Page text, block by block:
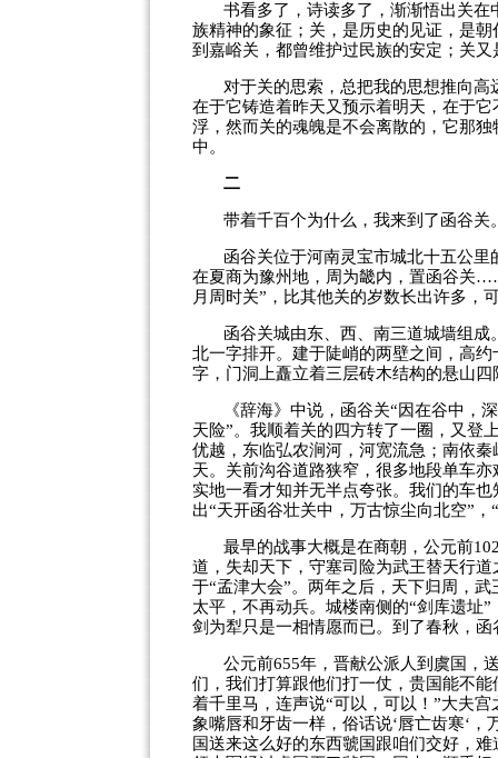
书看多了，诗读多了，渐渐悟出关
族精神的象征；关，是历史的见证，是
到嘉峪关，都曾维护过民族的安定；关
对于关的思索，总把我的思想推向
在于它铸造着昨天又预示着明天，在于
浮，然而关的魂魄是不会离散的，它那
中。
二
带着千百个为什么，我来到了函谷关
函谷关位于河南灵宝市城北十五公里
在夏商为豫州地，周为畿内，置函谷关
月周时关”，比其他关的岁数长出许多，
函谷关城由东、西、南三道城墙组
北一字排开。建于陡峭的两壁之间，高
字，门洞上矗立着三层砖木结构的悬山
《辞海》中说，函谷关“因在谷中，
天险”。我顺着关的四方转了一圈，又登
优越，东临弘农涧河，河宽流急；南依
天。关前沟谷道路狭窄，很多地段单车
实地一看才知并无半点夸张。我们的车
出“天开函谷壮关中，万古惊尘向北空”
最早的战事大概是在商朝，公元前
道，失却天下，守塞司险为武王替天行
于“孟津大会”。两年之后，天下归周，
太平，不再动兵。城楼南侧的“剑库遗址
剑为犁只是一相情愿而已。到了春秋，
公元前655年，晋献公派人到虞国，
们，我们打算跟他们打一仗，贵国能不
着千里马，连声说“可以，可以！”大夫
象嘴唇和牙齿一样，俗话说‘唇亡齿寒‘
国送来这么好的东西虢国跟咱们交好，